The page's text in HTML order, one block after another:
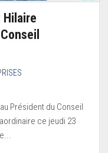
Hilaire
Président du Conseil
ce jeudi 23